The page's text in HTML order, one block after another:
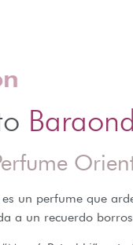
un perfume que
a un recuerdo